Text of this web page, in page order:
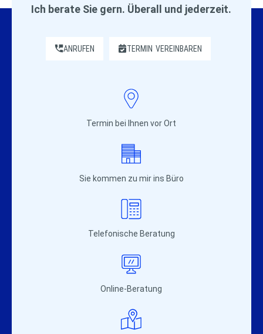
Ich berate Sie gern. Überall und jederzeit.
ANRUFEN TERMIN VEREINBAREN
Termin bei Ihnen vor Ort
Sie kommen zu mir ins Büro
Telefonische Beratung
Online-Beratung